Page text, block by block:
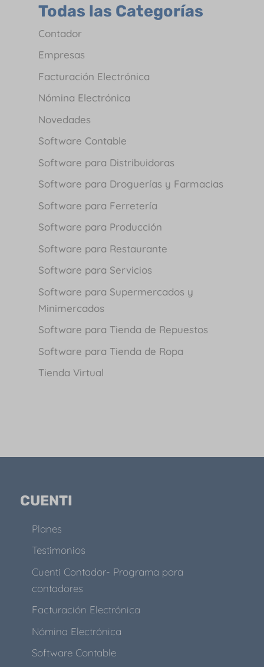
Todas las Categorías
Contador
Empresas
Facturación Electrónica
Nómina Electrónica
Novedades
Software Contable
Software para Distribuidoras
Software para Droguerías y Farmacias
Software para Ferretería
Software para Producción
Software para Restaurante
Software para Servicios
Software para Supermercados y
Minimercados
Software para Tienda de Repuestos
Software para Tienda de Ropa
Tienda Virtual
CUENTI
Planes
Testimonios
Cuenti Contador- Programa para
contadores
Facturación Electrónica
Nómina Electrónica
Software Contable